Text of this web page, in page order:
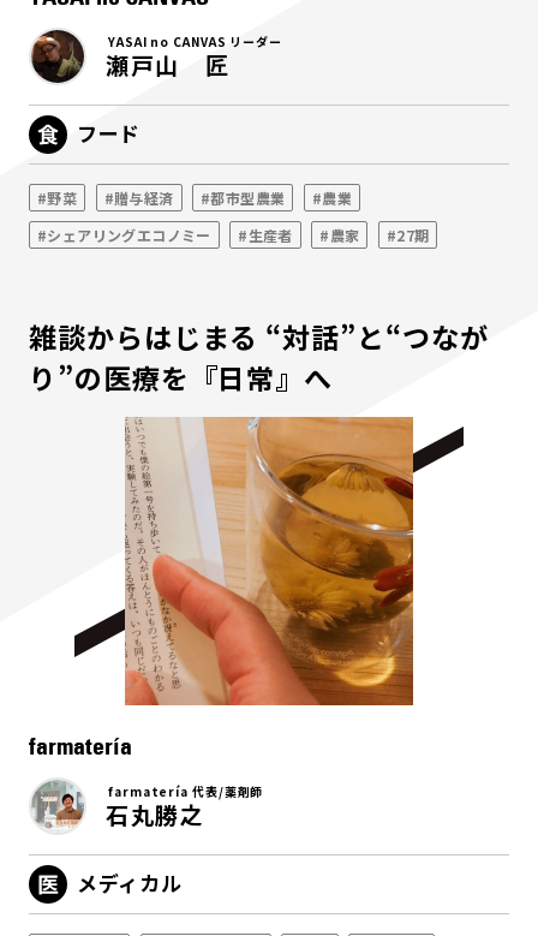
YASAI no CANVAS リーダー
瀬戸山 匠
フード
#野菜 #贈与経済 #都市型農業
#農業
#シェアリングエコノミー
#生産者 #農家 #27期
雑談からはじまる “対話”と“つなが
り”の医療を『日常』へ
farmatería
farmatería 代表/薬剤師
石丸勝之
メディカル